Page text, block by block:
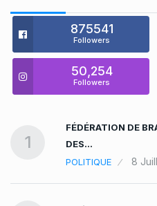
875541
Followers
50,254
Followers
1
FÉDÉRATION DE
DES…
POLITIQUE
8